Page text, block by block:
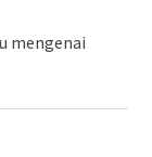
mengenai